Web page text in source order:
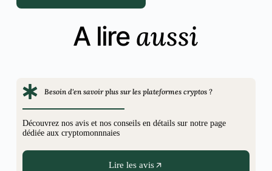
A lire aussi
Besoin d'en savoir plus sur les plateformes cryptos ?
Découvrez nos avis et nos conseils en détails sur notre page
dédiée aux cryptomonnnaies
Lire les avis